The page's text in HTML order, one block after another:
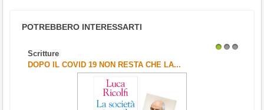
POTREBBERO INTERESSARTI
Scritture
DOPO IL COVID 19 NON RESTA CHE LA...